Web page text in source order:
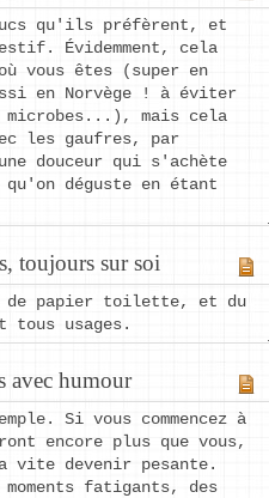
qu'ils préfèrent, et
Évidemment, cela
vous êtes (super en
en Norvège ! à éviter
microbes...), mais cela
les gaufres, par
douceur qui s'achète
déguste en étant
toujours sur soi
de papier toilette, et du
tous usages.
avec humour
Si vous commencez à
encore plus que vous,
vite devenir pesante.
fatigants, des